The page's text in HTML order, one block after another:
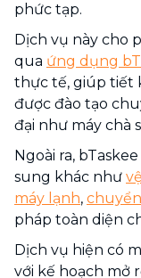
phức tạp.
Dịch vụ này cho
qua ứng dụng
thực tế, giúp tiết
được đào tạo
đại như máy chà
Ngoài ra,
sung khác như
máy lạnh,
pháp toàn diện
Dịch vụ hiện có
với kế hoạch mở